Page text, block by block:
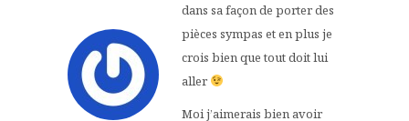
dans sa façon de porter des
pièces sympas et en plus je
crois bien que tout doit lui
aller
Moi j’aimerais bien avoir